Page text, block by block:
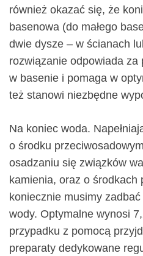
również okazać się, że
basenowa (do małego
dwie dysze – w ścianach
rozwiązanie odpowiada za
w basenie i pomaga w
też stanowi niezbędne
Na koniec woda.
o środku
osadzaniu się związków
kamienia, oraz o środkach
koniecznie musimy
wody. Optymalne wynosi
przypadku z pomocą
preparaty dedykowane